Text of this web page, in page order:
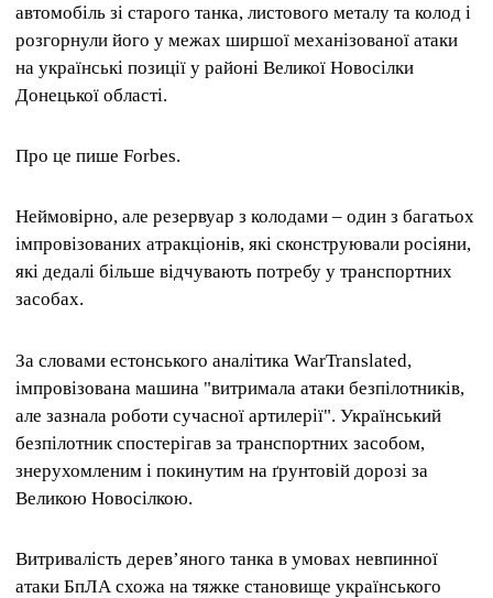
автомобіль зі старого танка, листового металу та колод і
розгорнули його у межах ширшої механізованої атаки
на українські позиції у районі Великої Новосілки
Донецької області.
Про це пише Forbes.
Неймовірно, але резервуар з колодами – один з багатьох
імпровізованих атракціонів, які сконструювали росіяни,
які дедалі більше відчувають потребу у транспортних
засобах.
За словами естонського аналітика WarTranslated,
імпровізована машина "витримала атаки безпілотників,
але зазнала роботи сучасної артилерії". Український
безпілотник спостерігав за транспортних засобом,
знерухомленим і покинутим на ґрунтовій дорозі за
Великою Новосілкою.
Витривалість дерев’яного танка в умовах невпинної
атаки БпЛА схожа на тяжке становище українського